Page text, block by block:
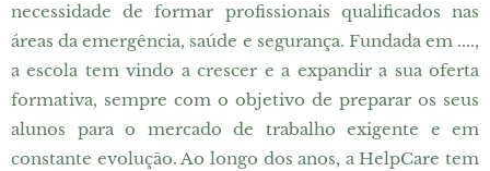
necessidade de formar profissionais qualificados nas
áreas da emergência, saúde e segurança. Fundada em ....,
a escola tem vindo a crescer e a expandir a sua oferta
formativa, sempre com o objetivo de preparar os seus
alunos para o mercado de trabalho exigente e em
constante evolução. Ao longo dos anos, a HelpCare tem